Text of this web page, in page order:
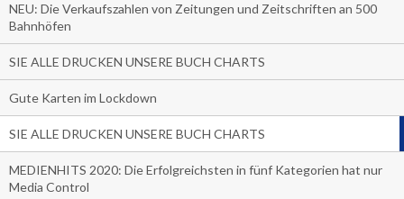
NEU: Die Verkaufszahlen von Zeitungen und Zeitschriften an 500
Bahnhöfen
SIE ALLE DRUCKEN UNSERE BUCH CHARTS
Gute Karten im Lockdown
SIE ALLE DRUCKEN UNSERE BUCH CHARTS
MEDIENHITS 2020: Die Erfolgreichsten in fünf Kategorien hat nur
Media Control